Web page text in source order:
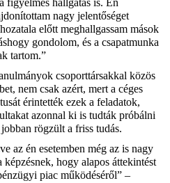
figyelmes hallgatás is. Én
nagy jelentőséget
előtt meghallgassam mások
gondolom, és a csapatmunka
tartom.”
csoporttársakkal közös
nem csak azért, mert a céges
érintették ezek a feladatok,
azonnal ki is tudták próbálni
rögzült a friss tudás.
az én esetemben még az is nagy
hogy alapos áttekintést
piac működéséről” –